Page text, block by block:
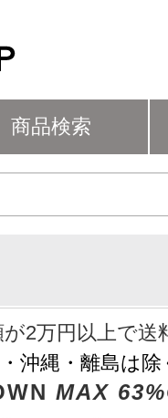
商品検索
2万円以上で送
・沖縄・離島は
MAX